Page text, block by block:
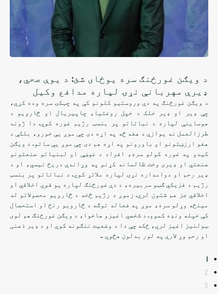
د ویګن غورځنګ سره یوځای شئ: د یوې صحي،
ډیرې مهربانې نړۍ لپاره مدافع وکیل
د ویګن غورځنګ په دې وروستیو کلونو کې په چټکۍ سره وده کړې،
چې ډیر او ډیر خلک د خپل روغتیا، چاپیریال او څارویو د
هوساینې لپاره د نباتاتو پر بنسټ رژیم غوره کوي. دا ژوند
طرزالعمل نه یوازې د هغه څه په اړه دی چې موږ یې خورو، بلکې د
هغو ارزښتونو او باورونو په اړه هم دی چې موږ یې ساتو. د ویګن
کیدو په غوره کولو سره، افراد د غوښې او لبنیاتو صنعتونو
صنعتي او ډیری وخت ظالمانه کړنو په وړاندې دریځ نیسي، او د
ډیر رحم او دوامداره نړۍ لپاره ملاتړ کوي. د نباتاتو پر بنسټ
رژیم د فزیکي ګټو سربیره، د دې غورځنګ لپاره یو قوي اخلاقي او
اخلاقي جز هم شتون لري. زموږ د رژیم څخه د څارویو محصولاتو له
مینځه وړلو سره، موږ په فعاله توګه د څارویو رنځ او استحصال
کې خپله ونډه کموو. د شخصي اغیزو هاخوا، د ویګن غورځنګ هم لوی
ټولنیز اغیز لري، ځکه چې دا د وضعیت ننګونه کوي او د ډیر ذهنی
او رحم وړ لارې په لور بدلون هڅوي ..
1
2
3